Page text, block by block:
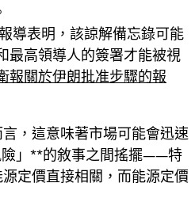
導表明，該諒解備忘錄可能
最高領導人的簽署才能被視
報關於伊朗批准步驟的報
，這意味著市場可能會迅速
險」**的敘事之間搖擺——特
定價直接相關，而能源定價